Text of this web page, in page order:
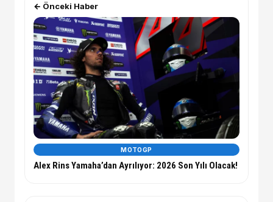
← Önceki Haber
MOTOGP
Alex Rins Yamaha’dan Ayrılıyor: 2026 Son Yılı Olacak!